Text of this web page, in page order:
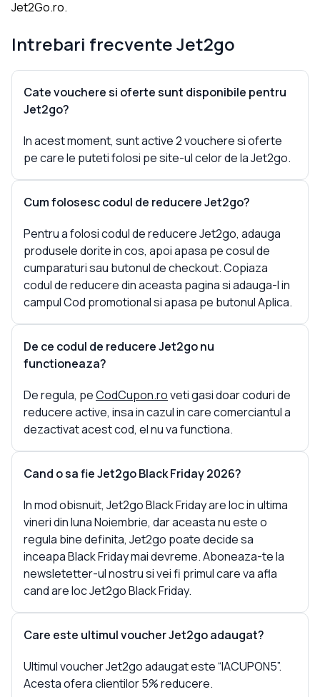
Jet2Go.ro.
Intrebari frecventeJet2go
Cate vouchere si oferte sunt disponibile pentru
Jet2go?
In acest moment, sunt active 2 vouchere si oferte
pe care le puteti folosi pe site-ul celor de la Jet2go.
Cum folosesc codul de reducere Jet2go?
Pentru a folosi codul de reducere Jet2go, adauga
produsele dorite in cos, apoi apasa pe cosul de
cumparaturi sau butonul de checkout. Copiaza
codul de reducere din aceasta pagina si adauga-l in
campul Cod promotional si apasa pe butonul Aplica.
De ce codul de reducere Jet2go nu
functioneaza?
De regula, peCodCupon.roveti gasi doar coduri de
reducere active, insa in cazul in care comerciantul a
dezactivat acest cod, el nu va functiona.
Cand o sa fie Jet2go Black Friday 2026?
In mod obisnuit, Jet2go Black Friday are loc in ultima
vineri din luna Noiembrie, dar aceasta nu este o
regula bine definita, Jet2go poate decide sa
inceapa Black Friday mai devreme. Aboneaza-te la
newsletetter-ul nostru si vei fi primul care va afla
cand are loc Jet2go Black Friday.
Care este ultimul voucher Jet2go adaugat?
Ultimul voucher Jet2go adaugat este “IACUPON5”.
Acesta ofera clientilor 5% reducere.